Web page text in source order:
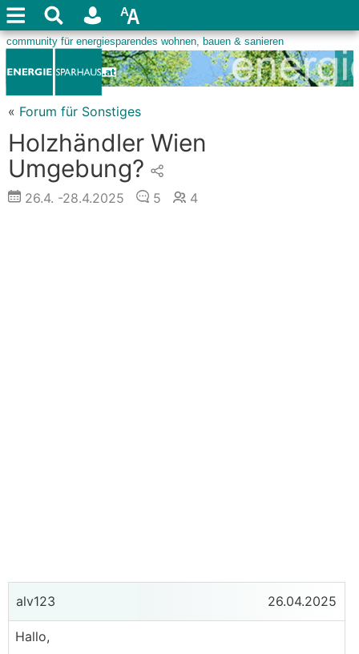
« Forum für Sonstiges
Holzhändler Wien
Umgebung?
26.4. -28.4.2025 5 4
alv123 26.04.2025
Hallo,